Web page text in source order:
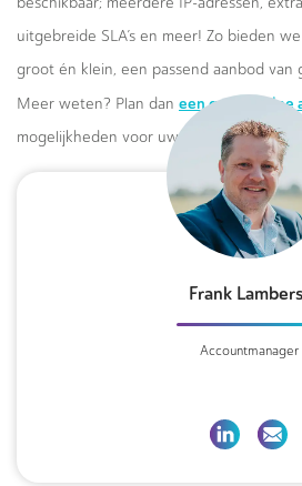
uitgebreide SLA’s en meer! Zo bieden
groot én klein, een passend aanbod van
Meer weten? Plan dan een gratis online
mogelijkheden voor uw bedrijf.
Frank
Accountmanager